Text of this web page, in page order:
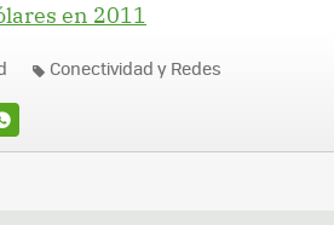
en 2011
Conectividad y Redes